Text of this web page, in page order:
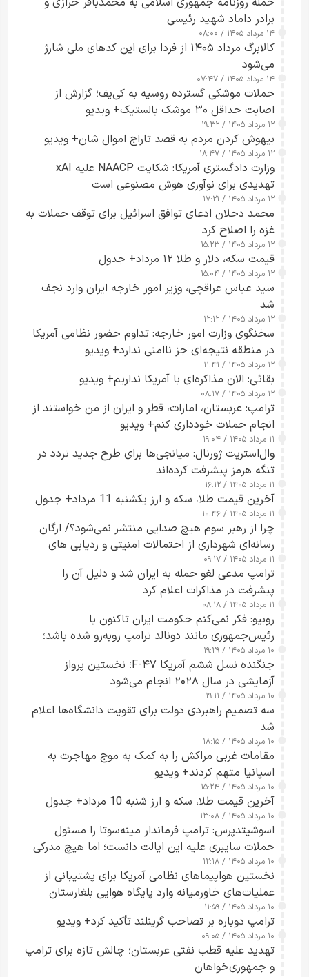
برادر داماد شهید رئیسی
۱۴ مرداد ۱۴۰۵ / ۰۸:۰۰
کالابرگ مرداد ۱۴۰۵ از فردا برای این کدهای ملی شارژ
می‌شود
۱۴ مرداد ۱۴۰۵ / ۰۷:۴۷
حملات موشکی گسترده روسیه به کی‌یف؛ گزارش از
اصابت حداقل ۳۰ موشک بالستیک+ ویدیو
۱۲ مرداد ۱۴۰۵ / ۱۹:۳۲
بیهوش کردن مردم به قصد تاراج اموال شان+ ویدیو
۱۲ مرداد ۱۴۰۵ / ۱۸:۴۷
وزارت دادگستری آمریکا: شکایت NAACP علیه xAI
تهدیدی برای نوآوری هوش مصنوعی است
۱۲ مرداد ۱۴۰۵ / ۱۷:۲۱
محمد دحلان ادعای توافق اسرائیل برای توقف حملات به
غزه را اصلاح کرد
۱۲ مرداد ۱۴۰۵ / ۱۵:۲۳
قیمت سکه، دلار و طلا ۱۲ مرداد+ جدول
۱۲ مرداد ۱۴۰۵ / ۱۵:۰۴
سید عباس عراقچی، وزیر امور خارجه ایران وارد نجف
شد
۱۲ مرداد ۱۴۰۵ / ۱۲:۱۲
سخنگوی وزارت امور خارجه: تداوم حضور نظامی آمریکا
در منطقه نتیجه‌ای جز ناامنی ندارد+ ویدیو
۱۲ مرداد ۱۴۰۵ / ۱۱:۴۱
بقائی: الان مذاکره‌ای با آمریکا نداریم+ ویدیو
۱۲ مرداد ۱۴۰۵ / ۰۸:۱۷
ترامپ: عربستان، امارات، قطر و ایران از من خواستند از
انجام حملات خودداری کنم+ ویدیو
۱۱ مرداد ۱۴۰۵ / ۱۹:۰۴
وال‌استریت ژورنال: میانجی‌ها برای طرح جدید تردد در
تنگه هرمز پیشرفت کرده‌اند
۱۱ مرداد ۱۴۰۵ / ۱۶:۱۲
آخرین قیمت طلا، سکه و ارز یکشنبه 11 مرداد+ جدول
۱۱ مرداد ۱۴۰۵ / ۱۰:۴۶
چرا از رهبر سوم هیچ صدایی منتشر نمی‌شود؟/ ارگان
رسانه‌ای شهرداری از احتمالات امنیتی و ردیابی های
جاسوسی گفت
۱۱ مرداد ۱۴۰۵ / ۰۹:۱۷
ترامپ مدعی لغو حمله به ایران شد و دلیل آن را
پیشرفت در مذاکرات اعلام کرد
۱۱ مرداد ۱۴۰۵ / ۰۸:۱۸
روبیو: فکر نمی‌کنم حکومت ایران تاکنون با
رئیس‌جمهوری مانند دونالد ترامپ روبه‌رو شده باشد؛
کسی که واقعاً دست به اقدام می‌زند
۱۰ مرداد ۱۴۰۵ / ۱۹:۲۹
جنگنده نسل ششم آمریکا F-۴۷؛ نخستین پرواز
آزمایشی در سال ۲۰۲۸ انجام می‌شود
۱۰ مرداد ۱۴۰۵ / ۱۹:۱۱
سه تصمیم راهبردی دولت برای تقویت دانشگاه‌ها اعلام
شد
۱۰ مرداد ۱۴۰۵ / ۱۸:۱۵
مقامات غربی مراکش را به کمک به موج مهاجرت به
اسپانیا متهم کردند+ ویدیو
۱۰ مرداد ۱۴۰۵ / ۱۵:۲۴
آخرین قیمت طلا، سکه و ارز شنبه 10 مرداد+ جدول
۱۰ مرداد ۱۴۰۵ / ۱۳:۰۸
اسوشیتدپرس: ترامپ فرماندار مینه‌سوتا را مسئول
حملات سایبری علیه این ایالت دانست؛ اما هیچ مدرکی
ارائه نکرد
۱۰ مرداد ۱۴۰۵ / ۱۲:۱۸
نخستین هواپیماهای نظامی آمریکا برای پشتیبانی از
عملیات‌های خاورمیانه وارد پایگاه هوایی بلغارستان
شدند
۱۰ مرداد ۱۴۰۵ / ۱۱:۵۹
ترامپ دوباره بر تصاحب گرینلند تأکید کرد+ ویدیو
۱۰ مرداد ۱۴۰۵ / ۰۹:۰۵
تهدید علیه قطب نفتی عربستان؛ چالش تازه برای ترامپ
و جمهوری‌خواهان